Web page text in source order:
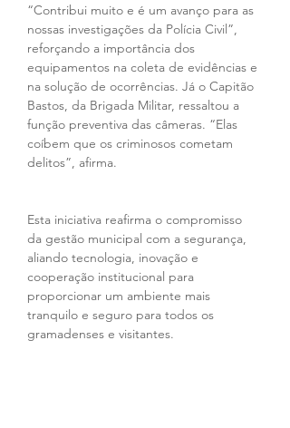
“Contribui muito e é um avanço para as
nossas investigações da Polícia Civil”,
reforçando a importância dos
equipamentos na coleta de evidências e
na solução de ocorrências. Já o Capitão
Bastos, da Brigada Militar, ressaltou a
função preventiva das câmeras. “Elas
coíbem que os criminosos cometam
delitos”, afirma.
Esta iniciativa reafirma o compromisso
da gestão municipal com a segurança,
aliando tecnologia, inovação e
cooperação institucional para
proporcionar um ambiente mais
tranquilo e seguro para todos os
gramadenses e visitantes.